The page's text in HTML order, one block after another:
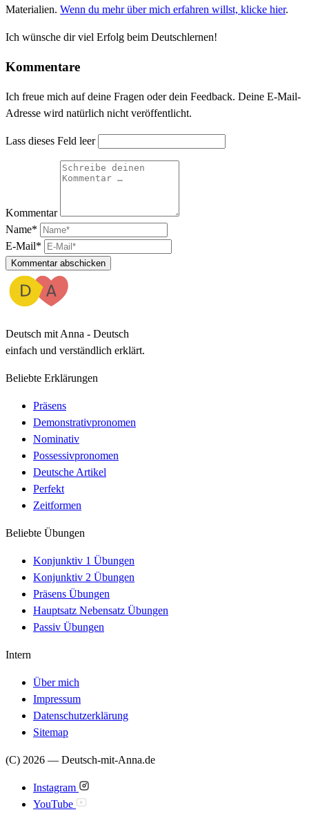
Materialien. Wenn du mehr über mich erfahren willst, klicke hier.
Ich wünsche dir viel Erfolg beim Deutschlernen!
Kommentare
Ich freue mich auf deine Fragen oder dein Feedback. Deine E-Mail-
Adresse wird natürlich nicht veröffentlicht.
Lass dieses Feld leer
Kommentar
Name*
E-Mail*
Kommentar abschicken
Deutsch mit Anna - Deutsch
einfach und verständlich erklärt.
Beliebte Erklärungen
Präsens
Demonstrativpronomen
Nominativ
Possessivpronomen
Deutsche Artikel
Perfekt
Zeitformen
Beliebte Übungen
Konjunktiv 1 Übungen
Konjunktiv 2 Übungen
Präsens Übungen
Hauptsatz Nebensatz Übungen
Passiv Übungen
Intern
Über mich
Impressum
Datenschutzerklärung
Sitemap
(C) 2026 — Deutsch-mit-Anna.de
Instagram
YouTube